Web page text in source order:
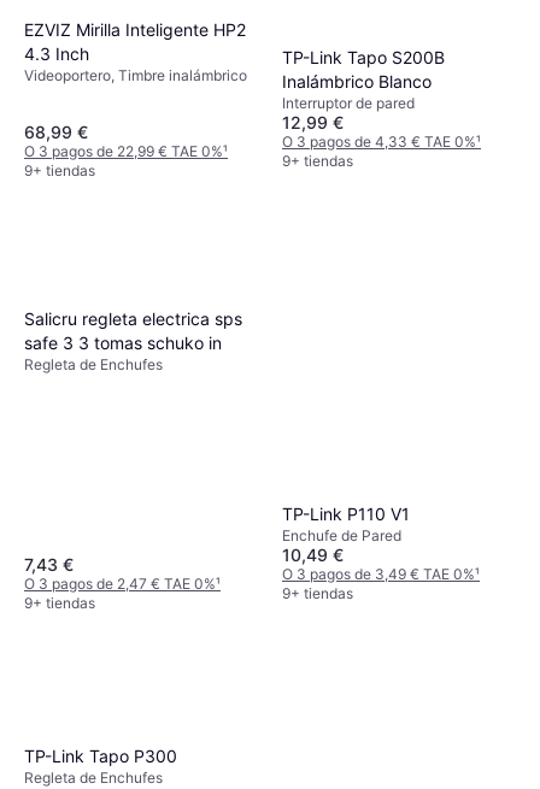
EZVIZ Mirilla Inteligente HP2
4.3 Inch
Videoportero, Timbre inalámbrico
68,99 €
O 3 pagos de 22,99 € TAE 0%¹
9+ tiendas
TP-Link Tapo S200B
Inalámbrico Blanco
Interruptor de pared
12,99 €
O 3 pagos de 4,33 € TAE 0%¹
9+ tiendas
Salicru regleta electrica sps
safe 3 3 tomas schuko in
Regleta de Enchufes
7,43 €
O 3 pagos de 2,47 € TAE 0%¹
9+ tiendas
TP-Link P110 V1
Enchufe de Pared
10,49 €
O 3 pagos de 3,49 € TAE 0%¹
9+ tiendas
TP-Link Tapo P300
Regleta de Enchufes